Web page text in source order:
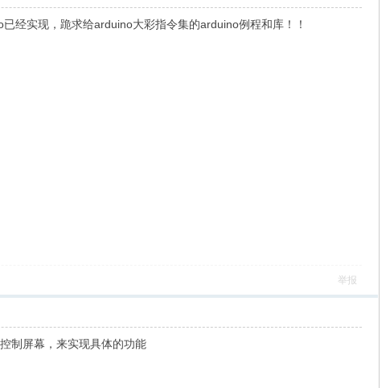
经实现，跪求给arduino大彩指令集的arduino例程和库！！
举报
制屏幕，来实现具体的功能